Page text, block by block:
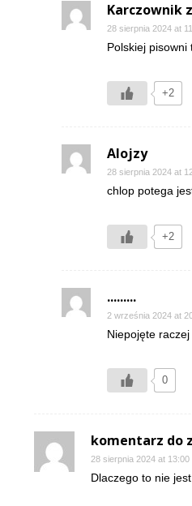
Karczownik
28 sierpnia 2024 at
Polskiej pisowni
+2
Alojzy
28 sierpnia 2024 at
chlop potega
+2
.........
2 września 2024 at
Niepojęte raczej
0
komentarz do
28 sierpnia 2024 at 13:00
Dlaczego to nie